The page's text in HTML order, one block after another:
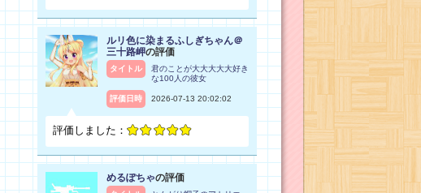
ルリ色に染まるふしぎちゃん＠
三十路岬の評価
タイトル
君のことが大大大大大好き
な100人の彼女
評価日時 2026-07-13 20:02:02
評価しました：
めるぽちゃの評価